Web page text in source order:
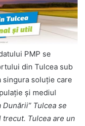
PMP se
din Tulcea sub
soluție care
și mediul
Tulcea se
Tulcea are un